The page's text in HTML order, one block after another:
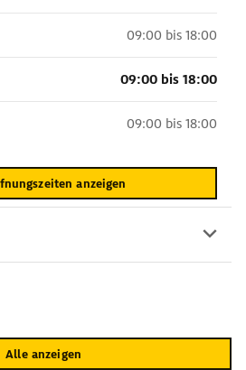
09:00 bis 18:00
09:00 bis 18:00
09:00 bis 18:00
anzeigen
Alle anzeigen